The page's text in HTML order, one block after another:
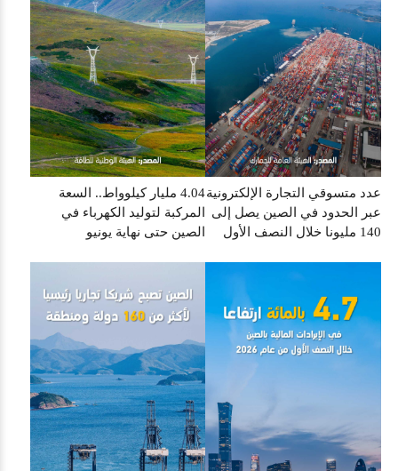
عدد متسوقي التجارة الإلكترونية
عبر الحدود في الصين يصل إلى
140 مليونا خلال النصف الأول
4.04 مليار كيلوواط.. السعة
المركبة لتوليد الكهرباء في
الصين حتى نهاية يونيو